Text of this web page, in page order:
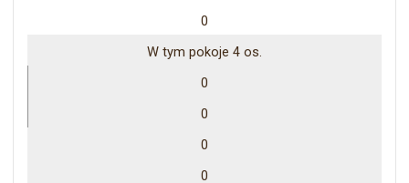
0
W tym pokoje 4 os.
0
0
0
0